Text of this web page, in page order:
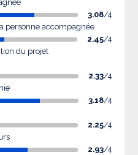
3.08/4
personne accompagnée
2.45/4
du projet
2.33/4
3.18/4
2.25/4
2.93/4